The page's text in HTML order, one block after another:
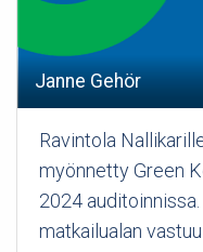
Janne Gehör
Ravintola
myönnetty Green
2024
matkailualan